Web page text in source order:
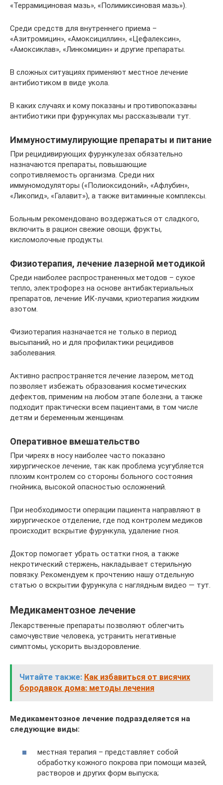
«Террамициновая мазь», «Полимиксиновая мазь»).
Среди средств для внутреннего приема –
«Азитромицин», «Амоксициллин», «Цефалексин»,
«Амоксиклав», «Линкомицин» и другие препараты.
В сложных ситуациях применяют местное лечение
антибиотиком в виде укола.
В каких случаях и кому показаны и противопоказаны
антибиотики при фурункулах мы рассказывали тут.
Иммуностимулирующие препараты и питание
При рецидивирующих фурункулезах обязательно
назначаются препараты, повышающие
сопротивляемость организма. Среди них
иммуномодуляторы («Полиоксидоний», «Афлубин»,
«Ликопид», «Галавит»), а также витаминные комплексы.
Больным рекомендовано воздержаться от сладкого,
включить в рацион свежие овощи, фрукты,
кисломолочные продукты.
Физиотерапия, лечение лазерной методикой
Среди наиболее распространенных методов – сухое
тепло, электрофорез на основе антибактериальных
препаратов, лечение ИК-лучами, криотерапия жидким
азотом.
Физиотерапия назначается не только в период
высыпаний, но и для профилактики рецидивов
заболевания.
Активно распространяется лечение лазером, метод
позволяет избежать образования косметических
дефектов, применим на любом этапе болезни, а также
подходит практически всем пациентами, в том числе
детям и беременным женщинам.
Оперативное вмешательство
При чиреях в носу наиболее часто показано
хирургическое лечение, так как проблема усугубляется
плохим контролем со стороны больного состояния
гнойника, высокой опасностью осложнений.
При необходимости операции пациента направляют в
хирургическое отделение, где под контролем медиков
происходит вскрытие фурункула, удаление гноя.
Доктор помогает убрать остатки гноя, а также
некротический стержень, накладывает стерильную
повязку. Рекомендуем к прочтению нашу отдельную
статью о вскрытии фурункула с наглядным видео — тут.
Медикаментозное лечение
Лекарственные препараты позволяют облегчить
самочувствие человека, устранить негативные
симптомы, ускорить выздоровление.
Читайте также: Как избавиться от висячих
бородавок дома: методы лечения
Медикаментозное лечение подразделяется на
следующие виды:
местная терапия – представляет собой
обработку кожного покрова при помощи мазей,
растворов и других форм выпуска;